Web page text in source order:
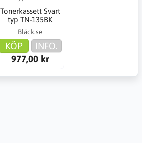
Tonerkassett Svart
typ TN-135BK
Bläck.se
KÖP
INFO.
977,00 kr